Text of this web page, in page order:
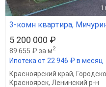
1
3-комн квартира,
5 200 000 ₽
89 655 ₽ за м2
Ипотека от 22 946 ₽ в месяц
Красноярский край,
Красноярск, Ленинский р-н